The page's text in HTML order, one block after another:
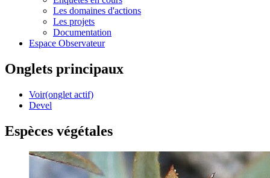
Les domaines d'actions
Les projets
Documentation
Espace Observateur
Onglets principaux
Voir(onglet actif)
Devel
Espèces végétales